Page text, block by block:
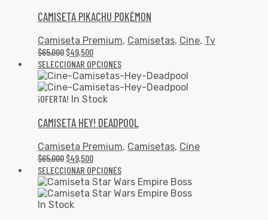
CAMISETA PIKACHU POKÉMON
Camiseta Premium, Camisetas, Cine, Tv
$65,000 $49,500
SELECCIONAR OPCIONES
¡OFERTA! In Stock
CAMISETA HEY! DEADPOOL
Camiseta Premium, Camisetas, Cine
$65,000 $49,500
SELECCIONAR OPCIONES
In Stock